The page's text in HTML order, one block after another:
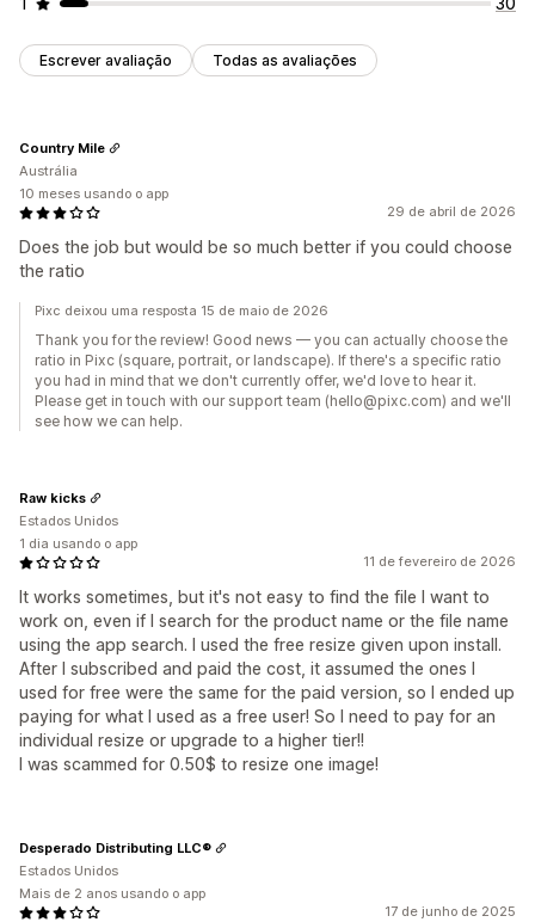
Escrever avaliação Todas as avaliações
29 de abril de 2026
Does the job but would be so much better if you could choose
the ratio
Country Mile
Austrália
10 meses usando o app
Pixc deixou uma resposta 15 de maio de 2026
Thank you for the review! Good news — you can actually choose the
ratio in Pixc (square, portrait, or landscape). If there's a specific ratio
you had in mind that we don't currently offer, we'd love to hear it.
Please get in touch with our support team (hello@pixc.com) and we'll
see how we can help.
11 de fevereiro de 2026
It works sometimes, but it's not easy to find the file I want to
work on, even if I search for the product name or the file name
using the app search. I used the free resize given upon install.
After I subscribed and paid the cost, it assumed the ones I
used for free were the same for the paid version, so I ended up
paying for what I used as a free user! So I need to pay for an
individual resize or upgrade to a higher tier!!
I was scammed for 0.50$ to resize one image!
Raw kicks
Estados Unidos
1 dia usando o app
17 de junho de 2025
Desperado Distributing LLC®
Estados Unidos
Mais de 2 anos usando o app